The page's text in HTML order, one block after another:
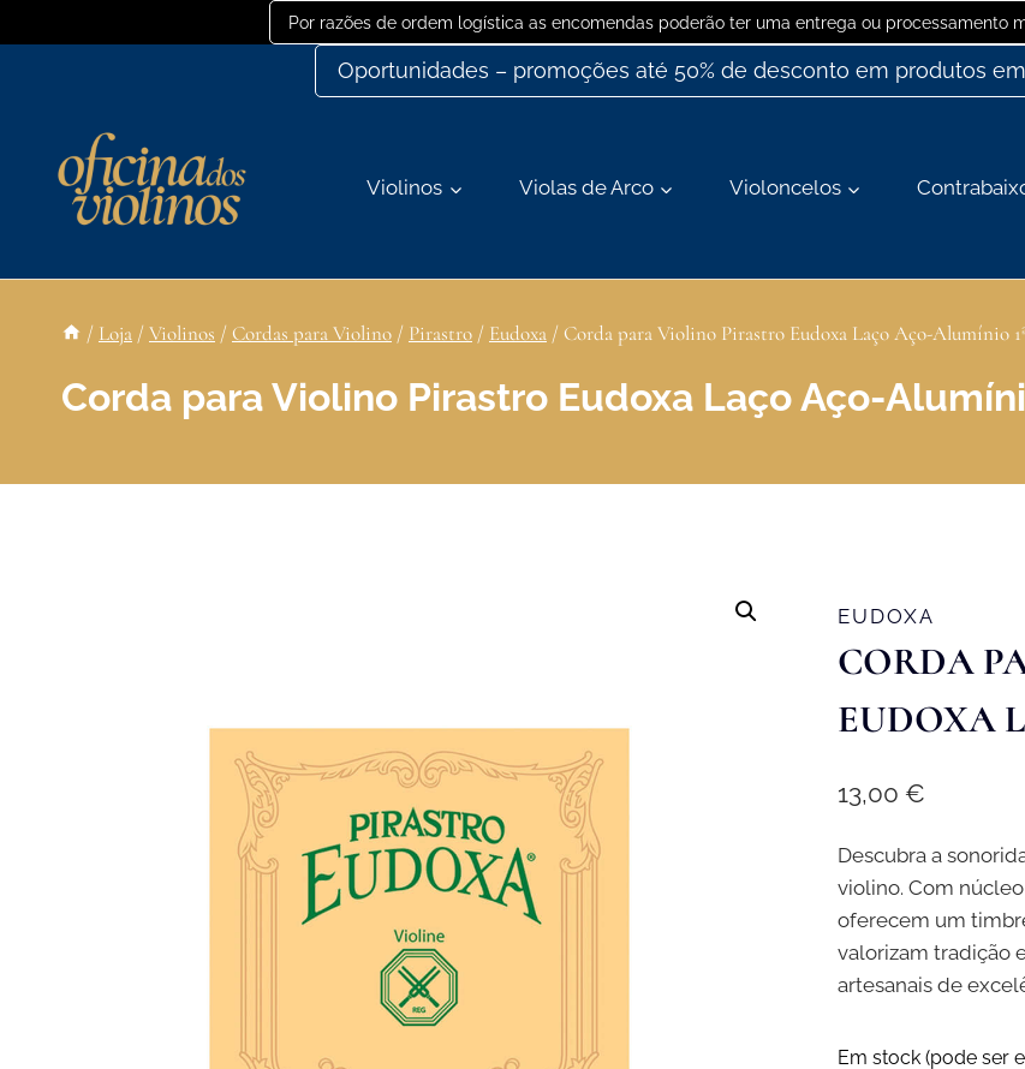
para
Por razões de ordem logística as encomendas poderão ter uma entrega ou processamento
Oportunidades – promoções até 50% de desconto em produtos
Violinos Violas de Arco Violoncelos
/ Loja /Violinos / Cordas para Violino / Pirastro / Eudoxa / Corda para Violino Pirastro Eudoxa Laço Aço-Alumínio
Corda para Violino Pirastro Eudoxa Laço Aço-
EUDOXA
CORDA
EUDOXA
13,00 €
Descubra a
violino. Com
oferecem um
valorizam tradição
artesanais de
Em stock (pode ser